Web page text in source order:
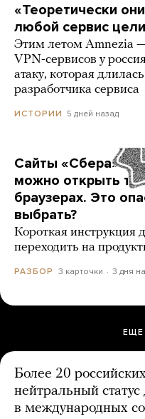
«Теоретически
любой сервис
Этим летом Amnezia
VPN-сервисов у
атаку, которая
разработчика сервиса
ИСТОРИИ 5 дней назад
Сайты «Сбера» и
можно открыть
браузерах. Это
выбрать?
Короткая инструкция
переходить на
РАЗБОР 3 карточки 3 дня
Более 20
нейтральный статус
в международных